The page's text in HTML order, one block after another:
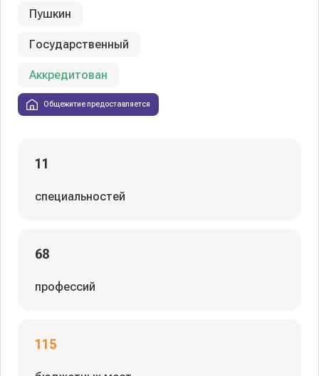
Пушкин
Государственный
Аккредитован
Общежитие предоставляется
11
специальностей
68
профессий
115